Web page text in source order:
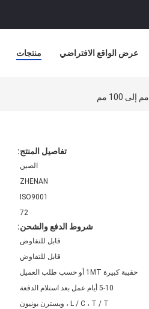
منتجات عرض الواقع الافتراضي
تفاصيل المنتج:
الصين
ZHENAN
ISO9001
72
شروط الدفع والشحن:
قابل للتفاوض
قابل للتفاوض
حقيبة كبيرة 1MT أو حسب طلب العميل
5-10 أيام عمل بعد استلام الدفعة
L / C ، T / T ، ويسترن يونيون